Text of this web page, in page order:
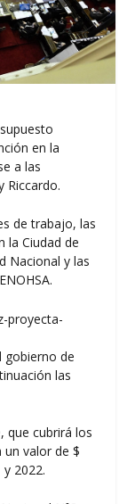
en la
a las
Riccardo.
de trabajo, las
la Ciudad de
Nacional y las
proyecta-
gobierno de
las
que cubrirá los
valor de $
2022.